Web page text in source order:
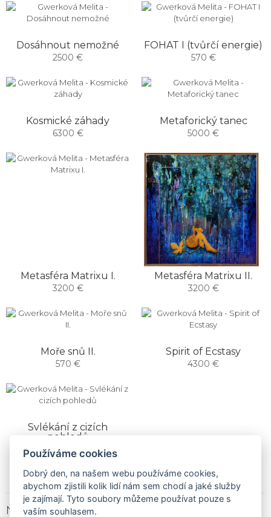
Dosáhnout nemožné
2500 €
FOHAT I (tvůrčí energie)
570 €
Kosmické záhady
6300 €
Metaforický tanec
5000 €
Metasféra Matrixu I.
3200 €
Metasféra Matrixu II.
3200 €
Moře snů II.
570 €
Spirit of Ecstasy
4300 €
Svlékání z cizích
pohledů
1900 €
NEWSLETTER
Používáme cookies
Dobrý den, na našem webu používáme cookies,
abychom zjistili kolik lidí nám sem chodí a jaké služby
je zajímají. Tyto soubory můžeme používat pouze s
vaším souhlasem.